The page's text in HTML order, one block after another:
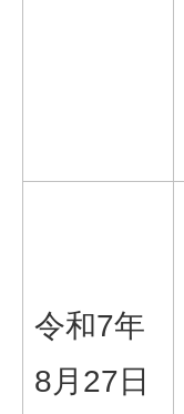
令和7年
8月27日